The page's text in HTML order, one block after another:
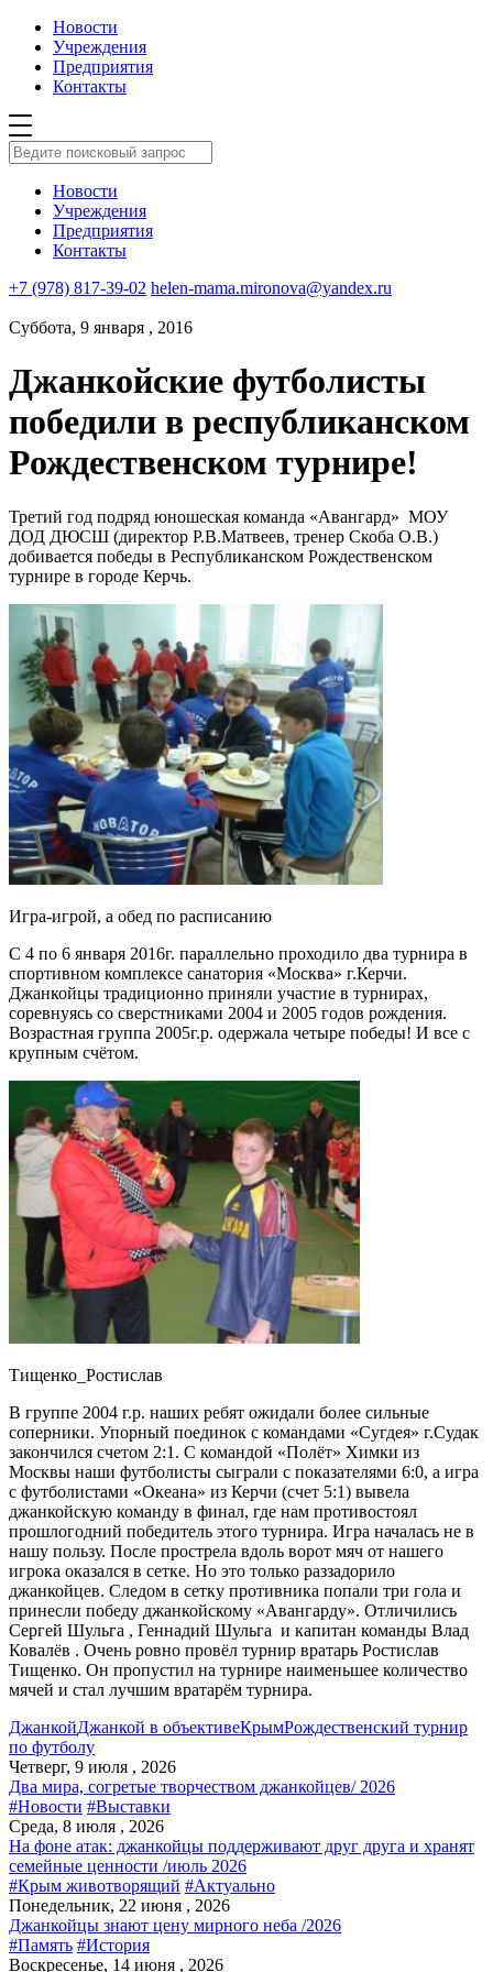
Новости
Учреждения
Предприятия
Контакты
Новости
Учреждения
Предприятия
Контакты
+7 (978) 817-39-02 helen-mama.mironova@yandex.ru
Суббота, 9 января , 2016
Джанкойские футболисты
победили в республиканском
Рождественском турнире!
Третий год подряд юношеская команда «Авангард» МОУ
ДОД ДЮСШ (директор Р.В.Матвеев, тренер Скоба О.В.)
добивается победы в Республиканском Рождественском
турнире в городе Керчь.
Игра-игрой, а обед по расписанию
С 4 по 6 января 2016г. параллельно проходило два турнира в
спортивном комплексе санатория «Москва» г.Керчи.
Джанкойцы традиционно приняли участие в турнирах,
соревнуясь со сверстниками 2004 и 2005 годов рождения.
Возрастная группа 2005г.р. одержала четыре победы! И все с
крупным счётом.
Тищенко_Ростислав
В группе 2004 г.р. наших ребят ожидали более сильные
соперники. Упорный поединок с командами «Сугдея» г.Судак
закончился счетом 2:1. С командой «Полёт» Химки из
Москвы наши футболисты сыграли с показателями 6:0, а игра
с футболистами «Океана» из Керчи (счет 5:1) вывела
джанкойскую команду в финал, где нам противостоял
прошлогодний победитель этого турнира. Игра началась не в
нашу пользу. После прострела вдоль ворот мяч от нашего
игрока оказался в сетке. Но это только раззадорило
джанкойцев. Следом в сетку противника попали три гола и
принесли победу джанкойскому «Авангарду». Отличились
Сергей Шульга , Геннадий Шульга и капитан команды Влад
Ковалёв . Очень ровно провёл турнир вратарь Ростислав
Тищенко. Он пропустил на турнире наименьшее количество
мячей и стал лучшим вратарём турнира.
ДжанкойДжанкой в объективеКрымРождественский турнир
по футболу
Четверг, 9 июля , 2026
Два мира, согретые творчеством джанкойцев/ 2026
#Новости #Выставки
Среда, 8 июля , 2026
На фоне атак: джанкойцы поддерживают друг друга и хранят
семейные ценности /июль 2026
#Крым животворящий #Актуально
Понедельник, 22 июня , 2026
Джанкойцы знают цену мирного неба /2026
#Память #История
Воскресенье, 14 июня , 2026